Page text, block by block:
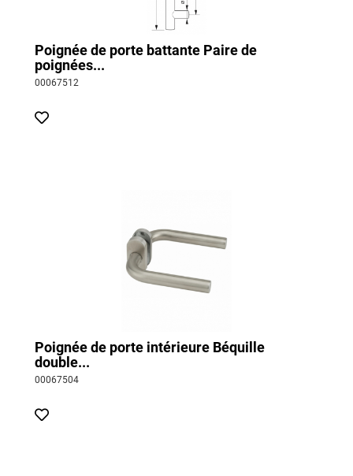
Poignée de porte battante Paire de
poignées...
00067512
Poignée de porte intérieure Béquille
double...
00067504